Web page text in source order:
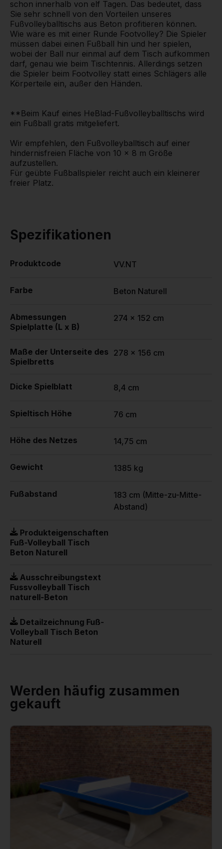
schon innerhalb von elf Tagen. Das bedeutet, dass
Sie sehr schnell von den Vorteilen unseres
Fußvolleyballtischs aus Beton profitieren können.
Wie wäre es mit einer Runde Footvolley? Die Spieler
müssen dabei einen Fußball hin und her spielen,
wobei der Ball nur einmal auf dem Tisch aufkommen
darf, genau wie beim Tischtennis. Allerdings setzen
die Spieler beim Footvolley statt eines Schlägers alle
Körperteile ein, außer den Händen.
**Beim Kauf eines HeBlad-Fußvolleyballtischs wird
ein Fußball gratis mitgeliefert.
Wir empfehlen, den Fußvolleyballtisch auf einer
hindernisfreien Fläche von 10 x 8 m Größe
aufzustellen.
Für geübte Fußballspieler reicht auch ein kleinerer
freier Platz.
Spezifikationen
Produktcode VV.NT
Farbe Beton Naturell
Abmessungen
Spielplatte (L x B)
274 x 152 cm
Maße der Unterseite des
Spielbretts
278 x 156 cm
Dicke Spielblatt 8,4 cm
Spieltisch Höhe 76 cm
Höhe des Netzes 14,75 cm
Gewicht 1385 kg
Fußabstand
183 cm (Mitte-zu-Mitte-
Abstand)
Produkteigenschaften
Fuß-Volleyball Tisch
Beton Naturell
Ausschreibungstext
Fussvolleyball Tisch
naturell-Beton
Detailzeichnung Fuß-
Volleyball Tisch Beton
Naturell
Werden häufig zusammen
gekauft